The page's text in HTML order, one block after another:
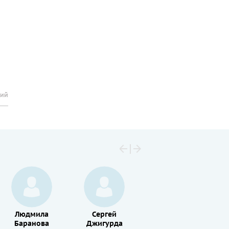
Людмила
Баранова
Сергей
Джигурда